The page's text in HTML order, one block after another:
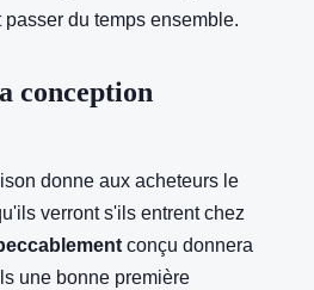
du temps ensemble.
conception
donne aux acheteurs le
verront s'ils entrent chez
conçu donnera
une bonne première